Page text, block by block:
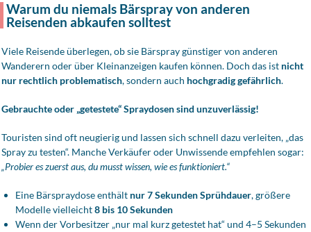
Warum du niemals Bärspray von anderen
Reisenden abkaufen solltest
Viele Reisende überlegen, ob sie Bärspray günstiger von anderen
Wanderern oder über Kleinanzeigen kaufen können. Doch das ist nicht
nur rechtlich problematisch, sondern auch hochgradig gefährlich.
Gebrauchte oder „getestete“ Spraydosen sind unzuverlässig!
Touristen sind oft neugierig und lassen sich schnell dazu verleiten, „das
Spray zu testen“. Manche Verkäufer oder Unwissende empfehlen sogar:
„Probier es zuerst aus, du musst wissen, wie es funktioniert.“
Eine Bärspraydose enthält nur 7 Sekunden Sprühdauer, größere
Modelle vielleicht8 bis 10 Sekunden
Wenn der Vorbesitzer „nur mal kurz getestet hat“ und 4–5 Sekunden